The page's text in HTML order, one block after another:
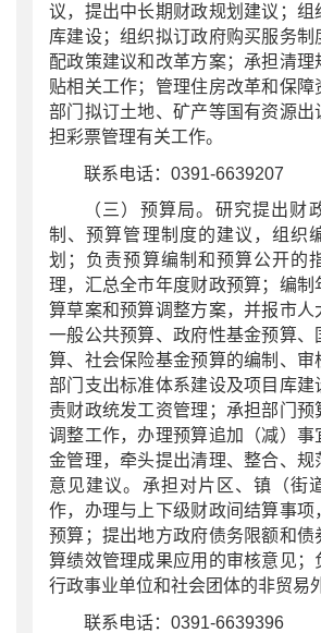
议，提出中长期财政规划建议；组
库建设；组织拟订政府购买服务制
配政策建议和改革方案；承担清理
贴相关工作；管理住房改革和保障
部门拟订土地、矿产等国有资源出
担彩票管理有关工作。
联系电话：0391-6639207
（三）预算局。研究提出财
制、预算管理制度的建议，组织
划；负责预算编制和预算公开的
理，汇总全市年度财政预算；编制
算草案和预算调整方案，并报市人
一般公共预算、政府性基金预算、
算、社会保险基金预算的编制、审
部门支出标准体系建设及项目库建
责财政统发工资管理；承担部门预
调整工作，办理预算追加（减）事
金管理，牵头提出清理、整合、规
意见建议。承担对片区、镇（街
作，办理与上下级财政间结算事项
预算；提出地方政府债务限额和债
算绩效管理成果应用的审核意见；
行政事业单位和社会团体的非贸易
联系电话：0391-6639396